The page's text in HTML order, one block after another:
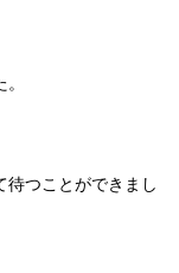
待つことができまし